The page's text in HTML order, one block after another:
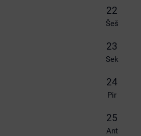
22
Šeš
23
Sek
24
Pir
25
Ant